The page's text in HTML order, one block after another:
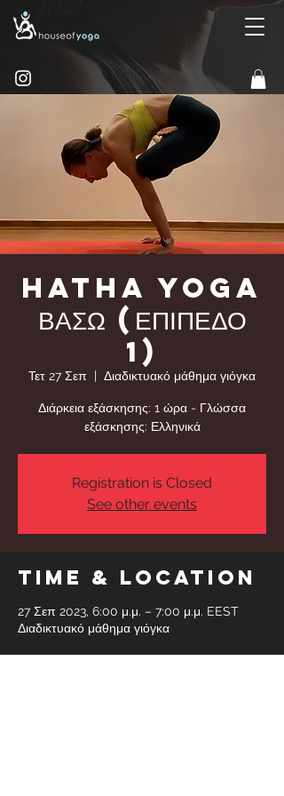
HATHA YOGA
ΒΑΣΩ (ΕΠΙΠΕΔΟ
1)
Τετ 27 Σεπ
  |
Διαδικτυακό μάθημα γιόγκα
Διάρκεια εξάσκησης: 1 ώρα - Γλώσσα
εξάσκησης: Ελληνικά
Registration is Closed
See other events
Time & Location
27 Σεπ 2023, 6:00 μ.μ. – 7:00 μ.μ. EEST
Διαδικτυακό μάθημα γιόγκα